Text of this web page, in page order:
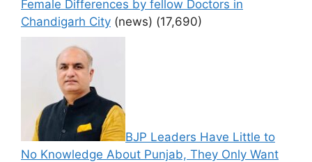
Female Differences by fellow Doctors in
Chandigarh City (news) (17,690)
BJP Leaders Have Little to
No Knowledge About Punjab, They Only Want